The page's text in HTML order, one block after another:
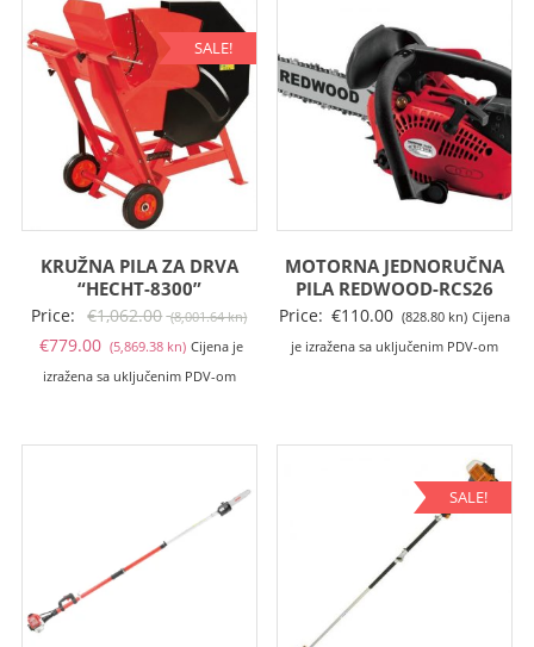
(896.61
kn).
SALE!
KRUŽNA PILA ZA DRVA
“HECHT-8300”
Price: €1,062.00 (8,001.64 kn)Izvorna
cijena
kn).
€779.00 (5,869.38 kn)Trenutna
cijena
Cijena je
izražena sa uključenim PDV-om
MOTORNA JEDNORUČNA
PILA REDWOOD-RCS26
Price: €110.00 (828.80 kn) Cijena
je izražena sa uključenim PDV-om
SALE!